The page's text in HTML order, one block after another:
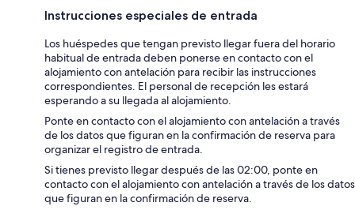
Instrucciones especiales de entrada
Los huéspedes que tengan previsto llegar fuera del horario
habitual de entrada deben ponerse en contacto con el
alojamiento con antelación para recibir las instrucciones
correspondientes. El personal de recepción les estará
esperando a su llegada al alojamiento.
Ponte en contacto con el alojamiento con antelación a través
de los datos que figuran en la confirmación de reserva para
organizar el registro de entrada.
Si tienes previsto llegar después de las 02:00, ponte en
contacto con el alojamiento con antelación a través de los datos
que figuran en la confirmación de reserva.